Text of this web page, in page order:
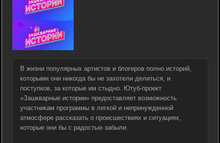
В жизни популярных артистов и блогеров полно историй,
которыми они никогда бы не захотели делиться, и
поступков, за которые им стыдно. Ютуб-проект
«Зашкварные истории» предоставляет возможность
участникам программы в легкой и непринужденной
атмосфере рассказать о происшествиях и ситуациях,
которые они бы с радостью забыли.